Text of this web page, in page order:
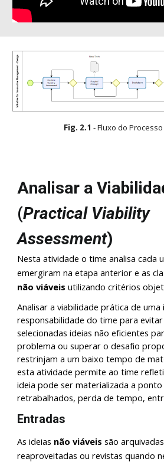
Fig. 2.1 - Fluxo do
Analisar a
(Practical Viability
Assessment)
Nesta atividade o time analisa cada
emergiram na etapa anterior e as
não viáveisutilizando critérios
Analisar a viabilidade prática de uma
responsabilidade do time para
selecionadas ideias não eficientes
problema ou superar o desafio
restrinjam a um baixo tempo de
esta atividade permite ao time
ideia pode ser materializada a
retrabalhados, perda de tempo,
Entradas
As ideias não viáveis são
reaproveitadas ou revistas quando